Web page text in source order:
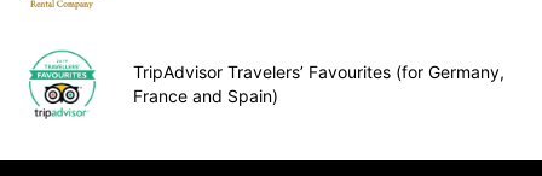
TripAdvisor Travelers’ Favourites (for Germany,
France and Spain)